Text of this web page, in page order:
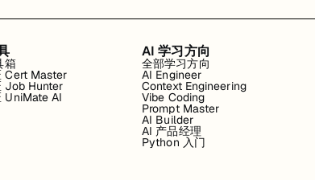
箱
Cert Master
Job Hunter
UniMate AI
AI 学习方向
全部学习方向
AI Engineer
Context Engineering
Vibe Coding
Prompt Master
AI Builder
AI 产品经理
Python 入门